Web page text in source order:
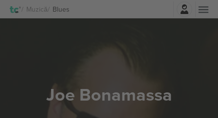
Muzică Blues
Joe Bonamassa